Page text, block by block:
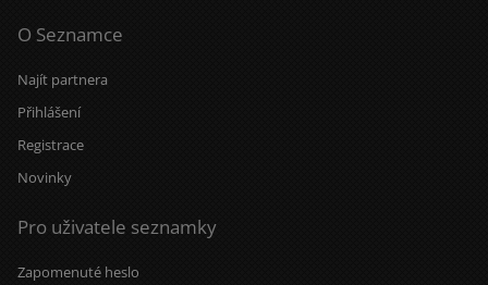
O Seznamce
Najít partnera
Přihlášení
Registrace
Novinky
Pro uživatele seznamky
Zapomenuté heslo